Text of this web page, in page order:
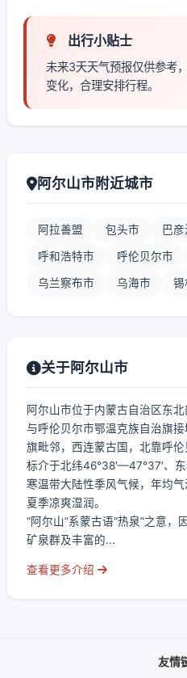
出行小贴士
未来3天天气预报仅供参考
变化，合理安排行程。
阿尔山市附近城市
阿拉善盟 包头市 巴
呼和浩特市 呼伦贝尔市
乌兰察布市 乌海市 锡
关于阿尔山市
阿尔山市位于内蒙古自治区东
与呼伦贝尔市鄂温克族自治旗
旗毗邻，西连蒙古国，北靠呼
标介于北纬46°38′—47°37′、东
寒温带大陆性季风气候，年均
夏季凉爽湿润。
“阿尔山”系蒙古语“热泉”之意
矿泉群及丰富的...
查看更多介绍
友情